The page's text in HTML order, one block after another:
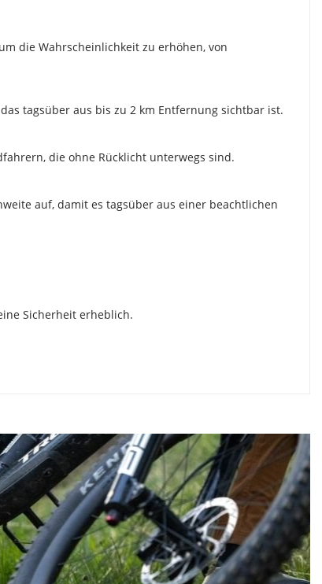
die Wahrscheinlichkeit zu erhöhen, von
tagsüber aus bis zu 2 km Entfernung sichtbar ist.
die ohne Rücklicht unterwegs sind.
auf, damit es tagsüber aus einer beachtlichen
Sicherheit erheblich.